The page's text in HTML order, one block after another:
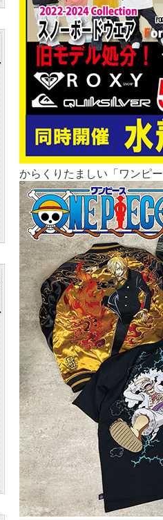
からくりたましい「ワンピ